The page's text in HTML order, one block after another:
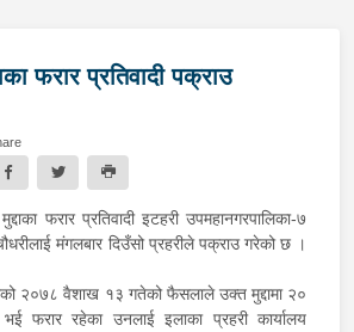
फरार प्रतिवादी पक्राउ
फरार प्रतिवादी इटहरी उपमहानगरपालिका-७
मंगलबार दिउँसो प्रहरीले पक्राउ गरेको छ ।
२०७८ वैशाख १३ गतेको फैसलाले उक्त मुद्दामा २०
फरार रहेका उनलाई इलाका प्रहरी कार्यालय